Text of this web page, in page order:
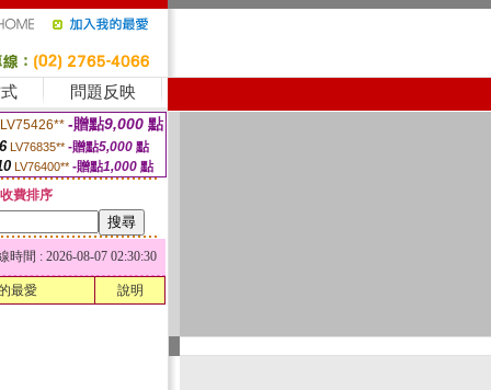
問題反映
LV75426** -贈點9,000 點
LV76835** -贈點5,000點
LV76400** -贈點1,000 點
費排序
時間 : 2026-08-07 02:30:30
最愛 說明